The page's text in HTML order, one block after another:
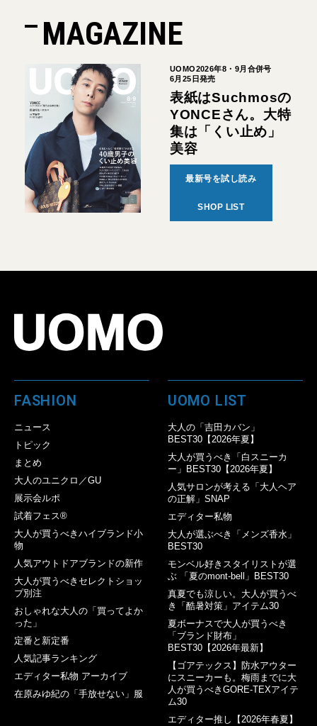
MAGAZINE
UOMO2026年8・9月合併号
6月25日発売
表紙はSuchmosの
YONCEさん。大特
集は「くい止め」
美容
最新号を試し読み
SHOP LIST
FASHION
ニュース
トピック
まとめ
大人のユニクロ／GU
展示会ルポ
試着フェス®︎
大人が買うべきハイブランド小
物
人気アウトドアブランドの新作
大人が買うべきセレクトショッ
プ別注
おしゃれな大人の「買ってよか
った」
定番と新定番
人気記事ランキング
エディター私物 アーカイブ
在原みゆ紀の「手放せない」服
UOMO LIST
大人の「吉田カバン」
BEST30【2026年夏】
大人が買うべき「白スニーカ
ー」BEST30【2026年夏】
人気サロンが考える「大人ヘア
の正解」SNAP
エディター私物
大人が選ぶべき「メンズ香水」
BEST30
モンベル好きスタイリストが選
ぶ 「夏のmont-bell」BEST30
真夏でも涼しい。大人が買うべ
き「酷暑対策」アイテム30
夏ボーナスで大人が買うべき
「ブランド財布」
BEST30【2026年最新】
【ゴアテックス】防水アウター
にスニーカーも。梅雨までに大
人が買うべきGORE-TEXアイテ
ム30
エディター推し【2026年春夏】